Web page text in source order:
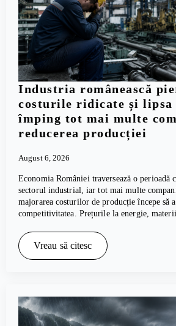
Industria românească
costurile ridicate și
împing tot mai multe
reducerea producției
August 6, 2026
Economia României traversează o perioadă
sectorul industrial, iar tot mai multe
majorarea costurilor de producție începe să
competitivitatea. Prețurile la energie,
Vreau să citesc